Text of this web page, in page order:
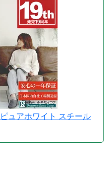
ュアホワイト スチール